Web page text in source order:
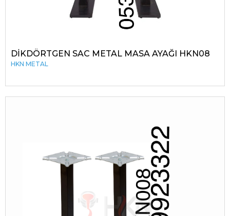
DİKDÖRTGEN SAC METAL MASA AYAĞI HKN08
HKN METAL